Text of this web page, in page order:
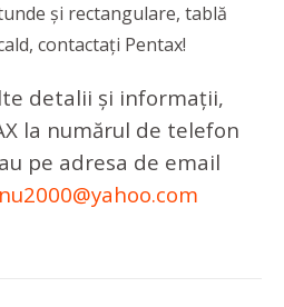
și rectangulare, tablă
contactați Pentax!
detalii și informații,
la numărul de telefon
pe adresa de email